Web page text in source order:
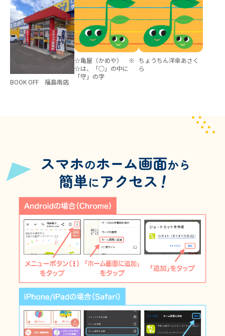
BOOK OFF 福島南店
☆亀屋（かめや） ※
☆は、「○」の中に
「守」の字
ちょうちん洋傘あさく
ら